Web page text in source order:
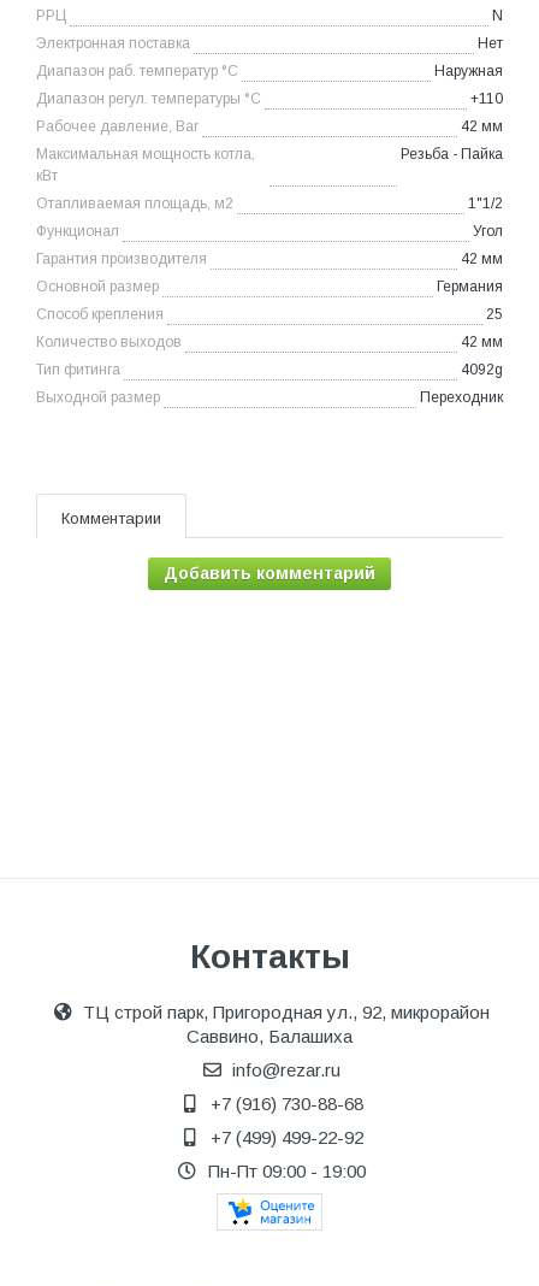
РРЦ
N
Электронная поставка
Нет
Диапазон раб. температур °С
Наружная
Диапазон регул. температуры °С
+110
Рабочее давление, Bar
42 мм
Максимальная мощность котла,
кВт
Резьба - Пайка
Отапливаемая площадь, м2
1"1/2
Функционал
Угол
Гарантия производителя
42 мм
Основной размер
Германия
Способ крепления
25
Количество выходов
42 мм
Тип фитинга
4092g
Выходной размер
Переходник
Комментарии
Добавить комментарий
Контакты
ТЦ строй парк, Пригородная ул., 92, микрорайон
Саввино, Балашиха
info@rezar.ru
+7 (916) 730-88-68
+7 (499) 499-22-92
Пн-Пт 09:00 - 19:00